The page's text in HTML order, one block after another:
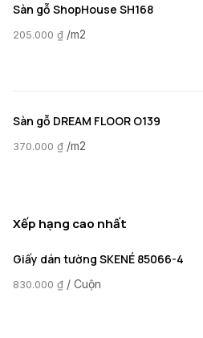
Sàn gỗ ShopHouse SH168
205.000 ₫ /m2
Sàn gỗ DREAM FLOOR O139
370.000 ₫ /m2
Xếp hạng cao nhất
Giấy dán tường SKENÉ 85066-4
830.000 ₫ / Cuộn